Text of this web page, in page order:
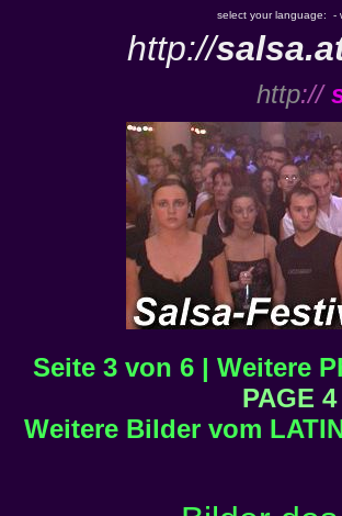
select your language: -
http://
http://
Seite 3 von 6 | Weitere
PAGE 4
Weitere Bilder vom